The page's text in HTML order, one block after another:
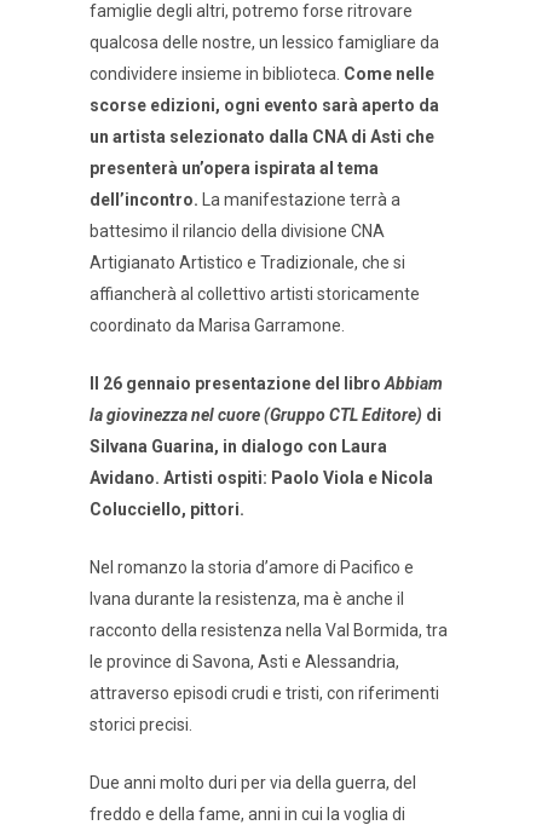
famiglie degli altri, potremo forse ritrovare
qualcosa delle nostre, un lessico famigliare da
condividere insieme in biblioteca. Come nelle
scorse edizioni, ogni evento sarà aperto da
un artista selezionato dalla CNA di Asti che
presenterà un’opera ispirata al tema
dell’incontro. La manifestazione terrà a
battesimo il rilancio della divisione CNA
Artigianato Artistico e Tradizionale, che si
affiancherà al collettivo artisti storicamente
coordinato da Marisa Garramone.
Il 26 gennaio presentazione del libro Abbiam
la giovinezza nel cuore(Gruppo CTL Editore) di
Silvana Guarina, in dialogo con Laura
Avidano. Artisti ospiti: Paolo Viola e Nicola
Colucciello, pittori.
Nel romanzo la storia d’amore di Pacifico e
Ivana durante la resistenza, ma è anche il
racconto della resistenza nella Val Bormida, tra
le province di Savona, Asti e Alessandria,
attraverso episodi crudi e tristi, con riferimenti
storici precisi.
Due anni molto duri per via della guerra, del
freddo e della fame, anni in cui la voglia di